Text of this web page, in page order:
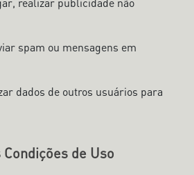
realizar publicidade não
spam ou mensagens em
dados de outros usuários para
de Uso